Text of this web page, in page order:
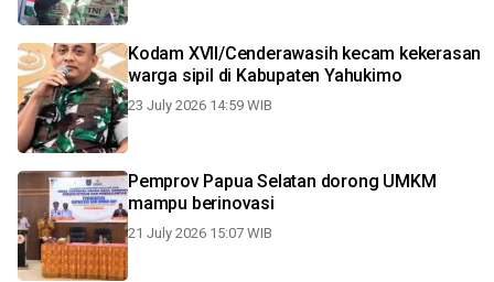
Kodam XVII/Cenderawasih kecam kekerasan
warga sipil di Kabupaten Yahukimo
23 July 2026 14:59 WIB
Pemprov Papua Selatan dorong UMKM
mampu berinovasi
21 July 2026 15:07 WIB